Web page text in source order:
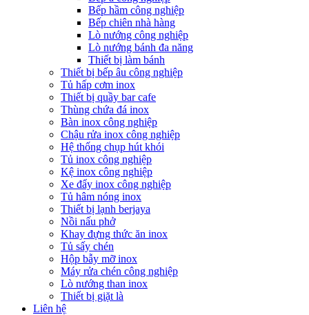
Bếp hầm công nghiệp
Bếp chiên nhà hàng
Lò nướng công nghiệp
Lò nướng bánh đa năng
Thiết bị làm bánh
Thiết bị bếp âu công nghiệp
Tủ hấp cơm inox
Thiết bị quầy bar cafe
Thùng chứa đá inox
Bàn inox công nghiệp
Chậu rửa inox công nghiệp
Hệ thống chụp hút khói
Tủ inox công nghiệp
Kệ inox công nghiệp
Xe đẩy inox công nghiệp
Tủ hâm nóng inox
Thiết bị lạnh berjaya
Nồi nấu phở
Khay đựng thức ăn inox
Tủ sấy chén
Hộp bẫy mỡ inox
Máy rửa chén công nghiệp
Lò nướng than inox
Thiết bị giặt là
Liên hệ